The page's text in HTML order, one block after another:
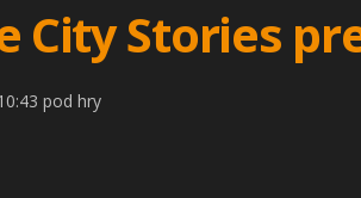
City Stories
pod hry